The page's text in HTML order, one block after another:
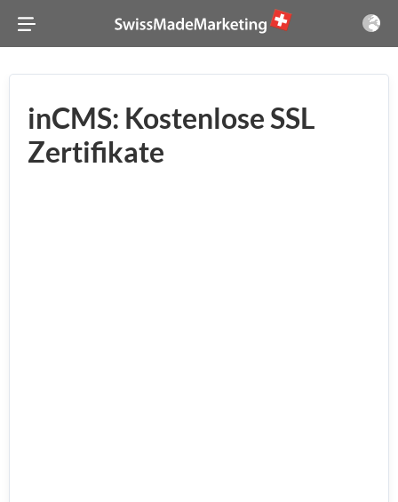
inCMS: Kostenlose SSL
Zertifikate